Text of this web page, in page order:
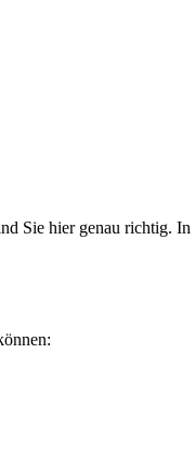
Sie hier genau richtig. In